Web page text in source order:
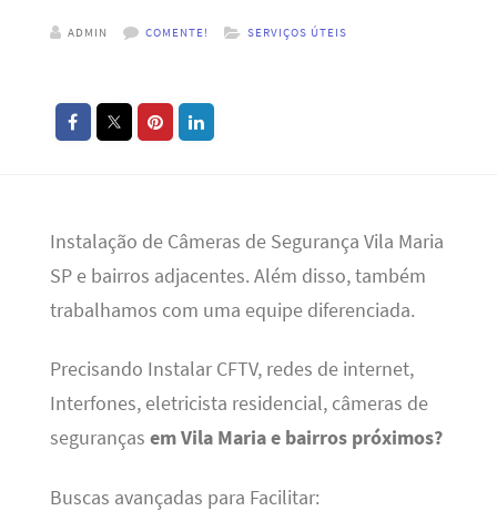
ADMIN COMENTE! SERVIÇOS ÚTEIS
Instalação de Câmeras de Segurança Vila Maria
SP e bairros adjacentes. Além disso, também
trabalhamos com uma equipe diferenciada.
Precisando Instalar CFTV, redes de internet,
Interfones, eletricista residencial, câmeras de
seguranças em Vila Maria e bairros próximos?
Buscas avançadas para Facilitar: